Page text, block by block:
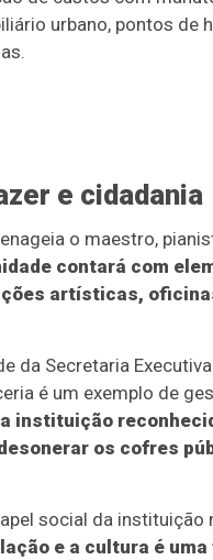
urbano, pontos de
e cidadania
o maestro,
contará com
artísticas,
Secretaria
é um exemplo de
instituição
os cofres
social da instituição
e a cultura é